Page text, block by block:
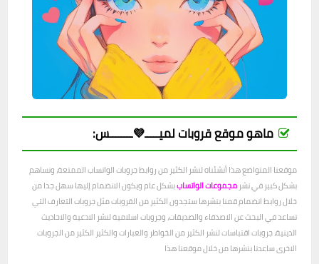
ماهو موقع قروبات لميـــــ💜ــــــــس:
موقعنا المتواضع هذا أنشئناه لنشر الكثير من روابط جروبات الواتساب الممتعة، ونساهم
بشكل كبير في نشر مجموعات الواتساببشكل عام ويكون الانضمام إليها سهل جدا من
خلال روابط انضمام قمنا بنشرها ستجدون الكثير من القروبات مثل جروبات التعارف التي
تساعد في البحث عن الاصدقاء والصديقات، وجروبات اسلامية لنشر الادعية والاحاديث
الدينية، جروبات اقتباسات لنشر الكثير من الخواطر والعبارات والكثير الكثير من الجروبات
الاخرى ساعدنا بنشرها من خلال موقعنا هذا